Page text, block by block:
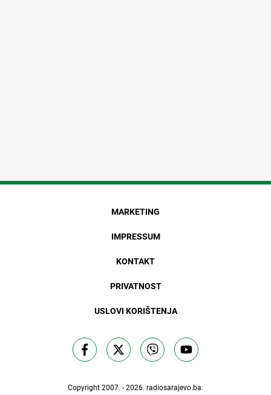
MARKETING
IMPRESSUM
KONTAKT
PRIVATNOST
USLOVI KORIŠTENJA
Copyright 2007. - 2026. radiosarajevo.ba.